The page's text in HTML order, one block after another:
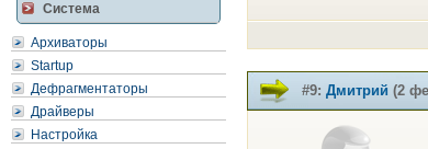
Система
Архиваторы
Startup
Дефрагментаторы
Драйверы
Настройка
#9: Дмитрий (2